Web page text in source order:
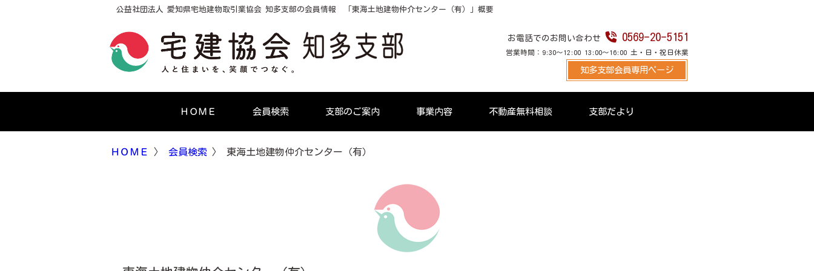
公益社団法人 愛知県宅地建物取引業協会 知多支部の会員情報 「東海土地建物仲介センター（有）」概要
お電話でのお問い合わせ 0569-20-5151
営業時間：9:30～12:00 13:00～16:00 土・日・祝日休業
知多支部会員専用ページ
ＨＯＭＥ 会員検索 支部のご案内 事業内容 不動産無料相談 支部だより
ＨＯＭＥ 〉 会員検索 〉 東海土地建物仲介センター（有）